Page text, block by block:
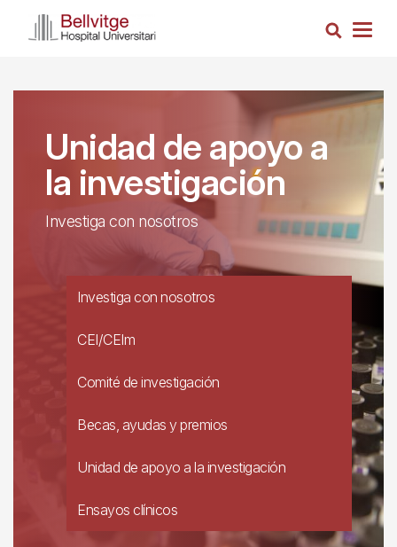
Busca
Unidad de apoyo a
la investigación
Investiga con nosotros
Investiga con nosotros
CEI/CEIm
Comité de investigación
Becas, ayudas y premios
Unidad de apoyo a la investigación
Ensayos clínicos